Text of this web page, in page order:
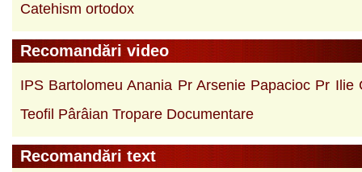
Catehism ortodox
Recomandări video
IPS Bartolomeu Anania Pr Arsenie Papacioc Pr Ilie
Teofil Pârâian Tropare Documentare
Recomandări text